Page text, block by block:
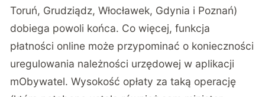
Toruń, Grudziądz, Włocławek, Gdynia i Poznań)
dobiega powoli końca. Co więcej, funkcja
płatności online może przypominać o konieczności
uregulowania należności urzędowej w aplikacji
mObywatel. Wysokość opłaty za taką operację